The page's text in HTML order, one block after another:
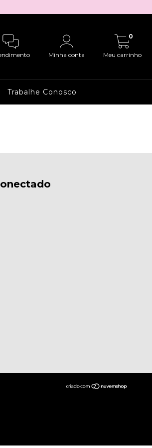
Minha conta Meu carrinho
0
Trabalhe Conosco